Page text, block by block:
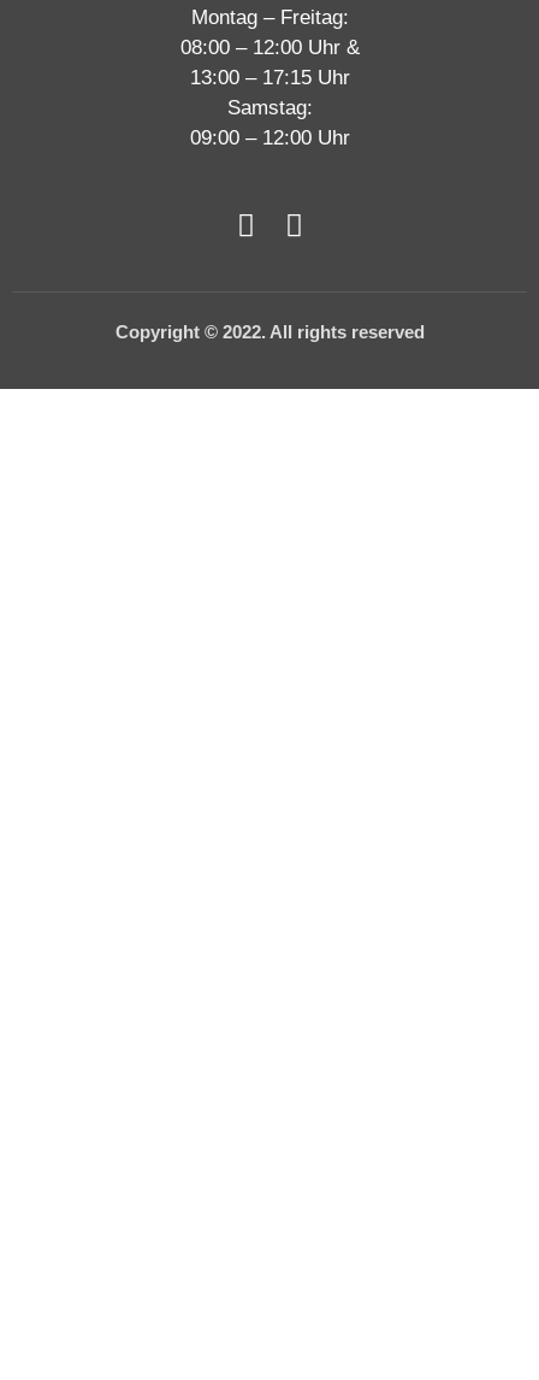
Montag – Freitag:
08:00 – 12:00 Uhr &
13:00 – 17:15 Uhr
Samstag:
09:00 – 12:00 Uhr
Copyright © 2022. All rights reserved